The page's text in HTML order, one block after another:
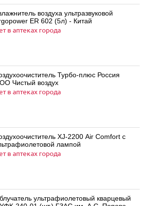
воздуха ультразвуковой
ER 602 (5л) - Китай
в аптеках города
Турбо-плюс Россия
Чистый воздух
в аптеках города
XJ-2200 Air Comfort с
лампой
в аптеках города
ультрафиолетовый кварцевый